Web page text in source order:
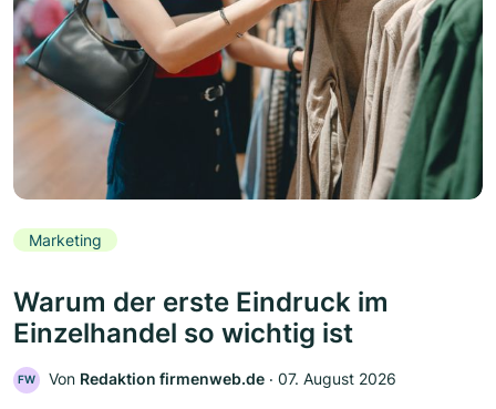
Marketing
Warum der erste Eindruck im
Einzelhandel so wichtig ist
FW Von Redaktion firmenweb.de ‧ 07. August 2026